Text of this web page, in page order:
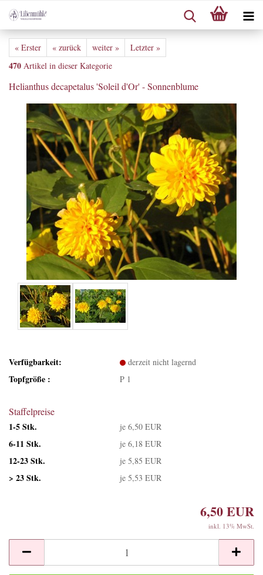
« Erster « zurück weiter » Letzter »
470 Artikel in dieser Kategorie
Helianthus decapetalus 'Soleil d'Or' - Sonnenblume
Verfügbarkeit: derzeit nicht lagernd
Topfgröße : P 1
Staffelpreise
1-5 Stk.
je 6,50 EUR
6-11 Stk. je 6,18 EUR
12-23 Stk. je 5,85 EUR
> 23 Stk. je 5,53 EUR
6,50 EUR
inkl. 13% MwSt.